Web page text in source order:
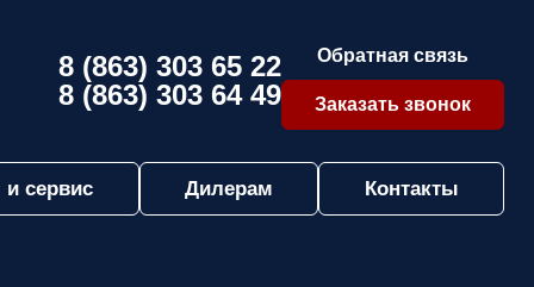
8 (863) 303 65 22
8 (863) 303 64 49
Обратная связь
Заказать звонок
и сервис Дилерам Контакты